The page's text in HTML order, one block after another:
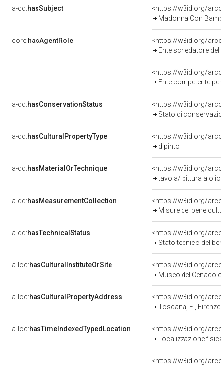
a-cd:hasSubject
<https://w3id.org/
Madonna Con
core:hasAgentRole
<https://w3id.org/
Ente schedatore del bene
<https://w3id.org/
Ente competente
a-dd:hasConservationStatus
<https://w3id.org/
Stato di
a-dd:hasCulturalPropertyType
<https://w3id.org/
dipinto
a-dd:hasMaterialOrTechnique
<https://w3id.org/
tavola/ pittura a olio
a-dd:hasMeasurementCollection
<https://w3id.org/
Misure del bene
a-dd:hasTechnicalStatus
<https://w3id.org/
Stato tecnico del
a-loc:hasCulturalInstituteOrSite
<https://w3id.org/
Museo del
a-loc:hasCulturalPropertyAddress
<https://w3id.org/
Toscana, FI, Firenze
a-loc:hasTimeIndexedTypedLocation
<https://w3id.org/
Localizzazione
<https://w3id.org/